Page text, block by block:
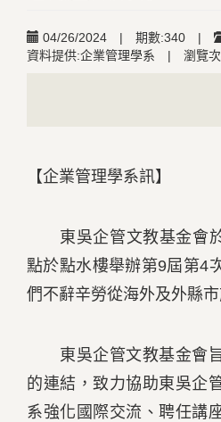
04/26/2024 | 期數:340 |
資料提供:企業管理學系
| 瀏覽
【企業管理學系訊】
東吳企管文教基金會於
點於點水樓舉辦第9屆第4
們不辭辛勞從海外及外縣
東吳企管文教基金會旨
的連結，致力協助東吳企
系強化國際交流、聘任講